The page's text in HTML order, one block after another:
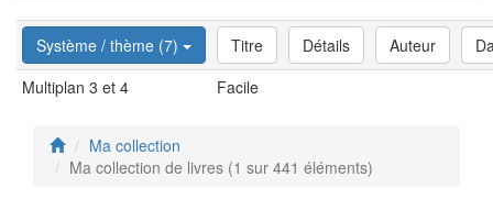
Système / thème (7) Titre Détails Auteur
Multiplan 3 et 4
Facile
Ma collection
Ma collection de livres (1 sur 441 éléments)